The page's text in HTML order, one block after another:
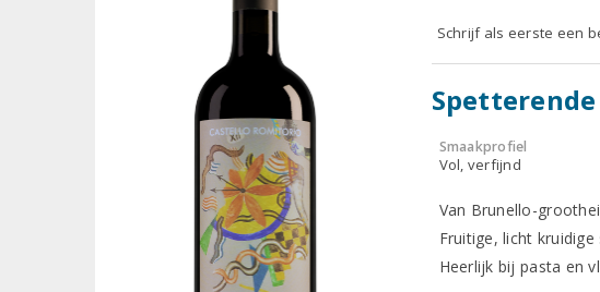
Schrijf als eerste een
Spetterende
Smaakprofiel
Vol, verfijnd
Van Brunello-
Fruitige, licht
Heerlijk bij pasta en